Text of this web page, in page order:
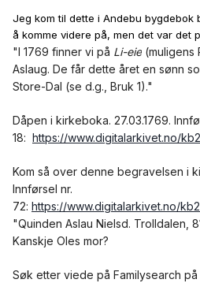
Jeg kom til dette i Andebu bygdebok
å komme videre på, men det var det
"I 1769 finner vi på Li-eie (muligens
Aslaug. De får dette året en sønn
Store-Dal (se d.g., Bruk 1)."
Dåpen i kirkeboka. 27.03.1769.
18: https://www.digitalarkivet.no/
Kom så over denne begravelsen i
Innførsel nr.
72: https://www.digitalarkivet.no/
"Quinden Aslau Nielsd. Trolldalen,
Kanskje Oles mor?
Søk etter viede på Familysearch